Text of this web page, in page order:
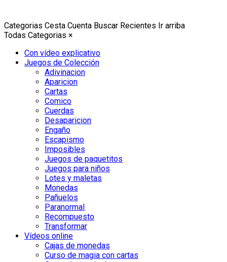
Categorias Cesta Cuenta Buscar Recientes Ir arriba
Todas Categorias ×
Con vídeo explicativo
Juegos de Colección
Adivinacion
Aparicion
Cartas
Comico
Cuerdas
Desaparicion
Engaño
Escapismo
Imposibles
Juegos de paquetitos
Juegos para niños
Lotes y maletas
Monedas
Pañuelos
Paranormal
Recompuesto
Transformar
Vídeos online
Cajas de monedas
Curso de magia con cartas